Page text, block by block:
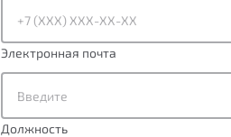
Электронная почта
Должность